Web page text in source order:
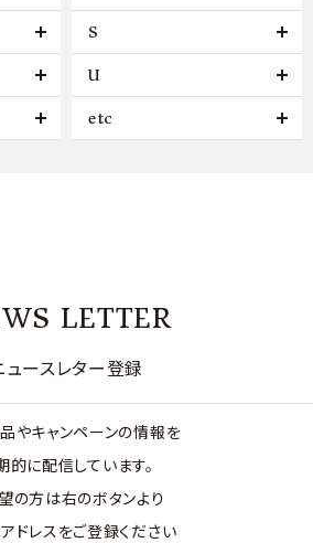
S
U
etc
LETTER
ュースレター登録
やキャンペーンの情報を
的に配信しています。
の方は右のボタンより
ドレスをご登録ください